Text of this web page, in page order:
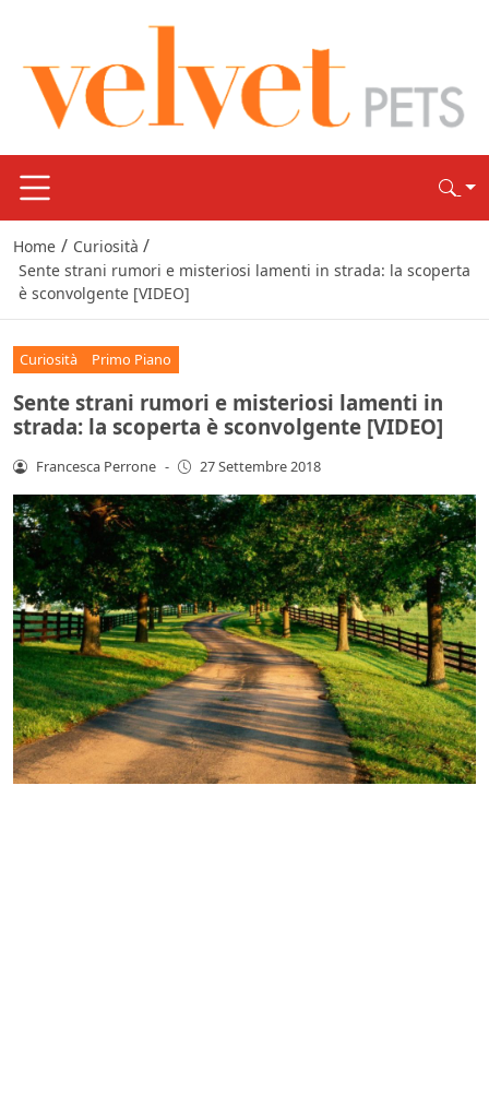
Home / Curiosità /
Sente strani rumori e misteriosi lamenti in strada: la scoperta
è sconvolgente [VIDEO]
Curiosità Primo Piano
Sente strani rumori e misteriosi lamenti in
strada: la scoperta è sconvolgente [VIDEO]
Francesca Perrone - 27 Settembre 2018